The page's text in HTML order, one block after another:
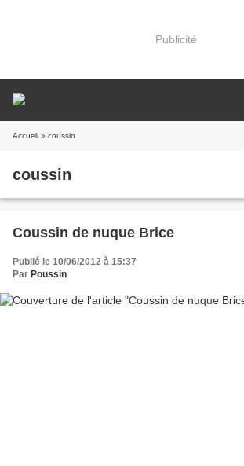
Publicité
Accueil » coussin
coussin
Coussin de nuque Brice
Publié le 10/06/2012 à 15:37
Par Poussin